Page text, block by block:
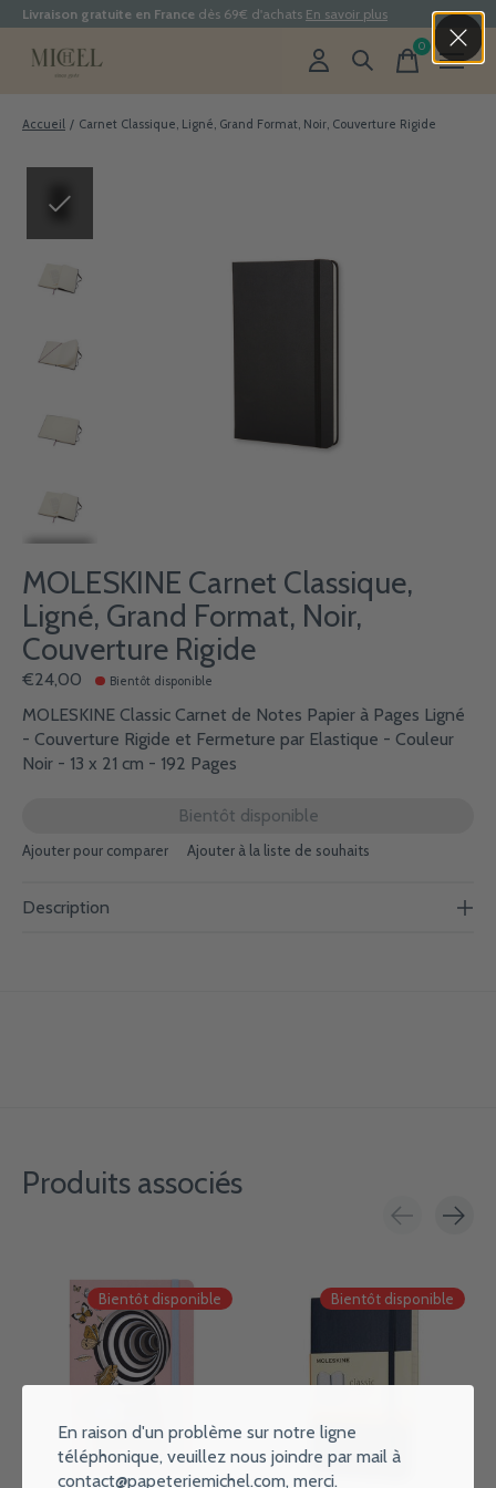
Livraison gratuite en France dès 69€ d'achats En savoir plus
0items
Accueil / Carnet Classique, Ligné, Grand Format, Noir, Couverture Rigide
MOLESKINE Carnet Classique,
Ligné, Grand Format, Noir,
Couverture Rigide
€24,00 Bientôt disponible
MOLESKINE Classic Carnet de Notes Papier à Pages Ligné
- Couverture Rigide et Fermeture par Elastique - Couleur
Noir - 13 x 21 cm - 192 Pages
Bientôt disponible
Ajouter pour comparer Ajouter à la liste de souhaits
Description
Produits associés
Bientôt disponible Bientôt disponible
En raison d'un problème sur notre ligne
téléphonique, veuillez nous joindre par mail à
contact@papeteriemichel.com, merci.